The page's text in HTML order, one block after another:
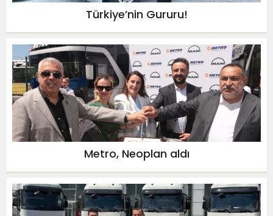
Türkiye’nin Gururu!
Metro, Neoplan aldı